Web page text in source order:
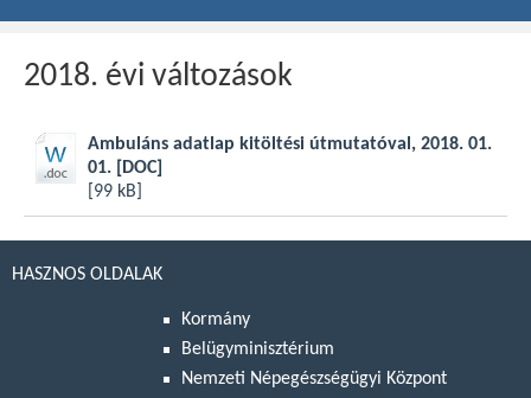
2018. évi változások
Ambuláns adatlap kitöltési útmutatóval, 2018. 01.
01.
[DOC]
[99 kB]
HASZNOS OLDALAK
Kormány
Belügyminisztérium
Nemzeti Népegészségügyi Központ